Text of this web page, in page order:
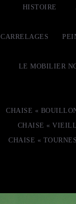
HISTOIRE
CARRELAGES
LE MOBILIER
CHAISE «
CHAISE «
CHAISE «